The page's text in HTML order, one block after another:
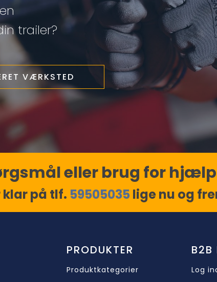
trailer?
VÆRKSTED
eller brug for
klar på tlf. 59505035 lige nu og
PRODUKTER
Produktkategorier
B2B
Log